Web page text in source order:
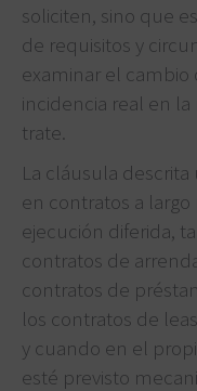
soliciten, sino que
de requisitos y
examinar el cambio
incidencia real en
trate.
La cláusula
en contratos a
ejecución diferida,
contratos de
contratos de
los contratos de
y cuando en el
esté previsto